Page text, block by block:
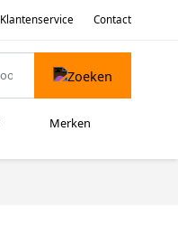
Klantenservice Contact
Merken